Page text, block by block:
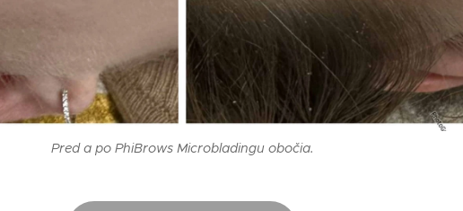
Pred a po PhiBrows Microbladingu obočia.